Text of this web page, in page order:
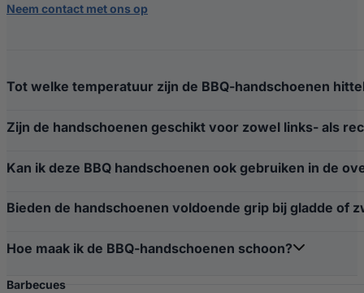
Neem contact met ons op
Tot welke temperatuur zijn de BBQ-handschoenen
Zijn de handschoenen geschikt voor zowel links- als
Kan ik deze BBQ handschoenen ook gebruiken in de
Bieden de handschoenen voldoende grip bij gladde of
Hoe maak ik de BBQ-handschoenen schoon?
Barbecues